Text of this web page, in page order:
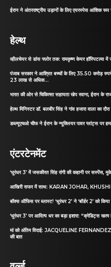
ईरान ने अंतरराष्ट्रीय उड़ानों के लिए एयरस्पेस आंशिक
हेल्थ
व्हीलचेयर से डांस फ्लोर तक: रामकृष्ण केयर हॉस्पिटल्स में
पंजाब सरकार ने आश्रित बच्चों के लिए 35.50 करोड़ रुपये
23 लाख से अधिक...
भारत की ओर से चिकित्सा सहायता खेप रवाना, ईरान के
हेल्थ मिनिस्टर डॉ. बलबीर सिंह ने गांव हजारा वाला का
डब्ल्यूएचओ चीफ ने ईरान के न्यूक्लियर पावर प्लांट्स पर
एंटरटेनमेंट
‘धुरंधर 3’ में जसकीरत सिंह रांगी की कहानी पर सस्पेंस,
आखिरी सफर में साथ: KARAN JOHAR, KHUSHI
बॉक्स ऑफिस पर ब्लास्ट! ‘धुरंधर 2’ ने ‘बॉर्डर 2’ को
‘धुरंधर 3’ पर आदित्य धर का बड़ा इशारा: “क्रेडिट्स
मां को अंतिम विदाई: JACQUELINE FERNANDEZ
की बात